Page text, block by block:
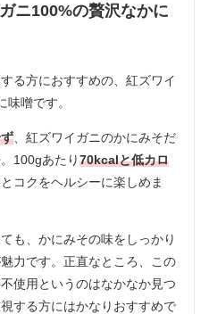
ニ100%の贅沢なかに
る方におすすめの、紅ズワイ
噌です。
、紅ズワイガニのかにみそだ
100gあたり70kcalと低カロ
コクをヘルシーに楽しめま
も、かにみその味をしっかり
力です。正直なところ、この
使用というのはなかなか見つ
する方にはかなりおすすめで